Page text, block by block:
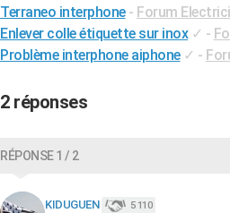
Terraneo interphone - Forum
Enlever colle étiquette sur inox ✓ -
Problème interphone aiphone ✓ -
2 réponses
RÉPONSE 1 / 2
KIDUGUEN 5 110